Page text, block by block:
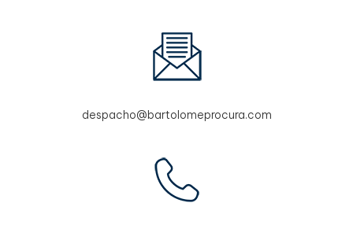
despacho@bartolomeprocura.com